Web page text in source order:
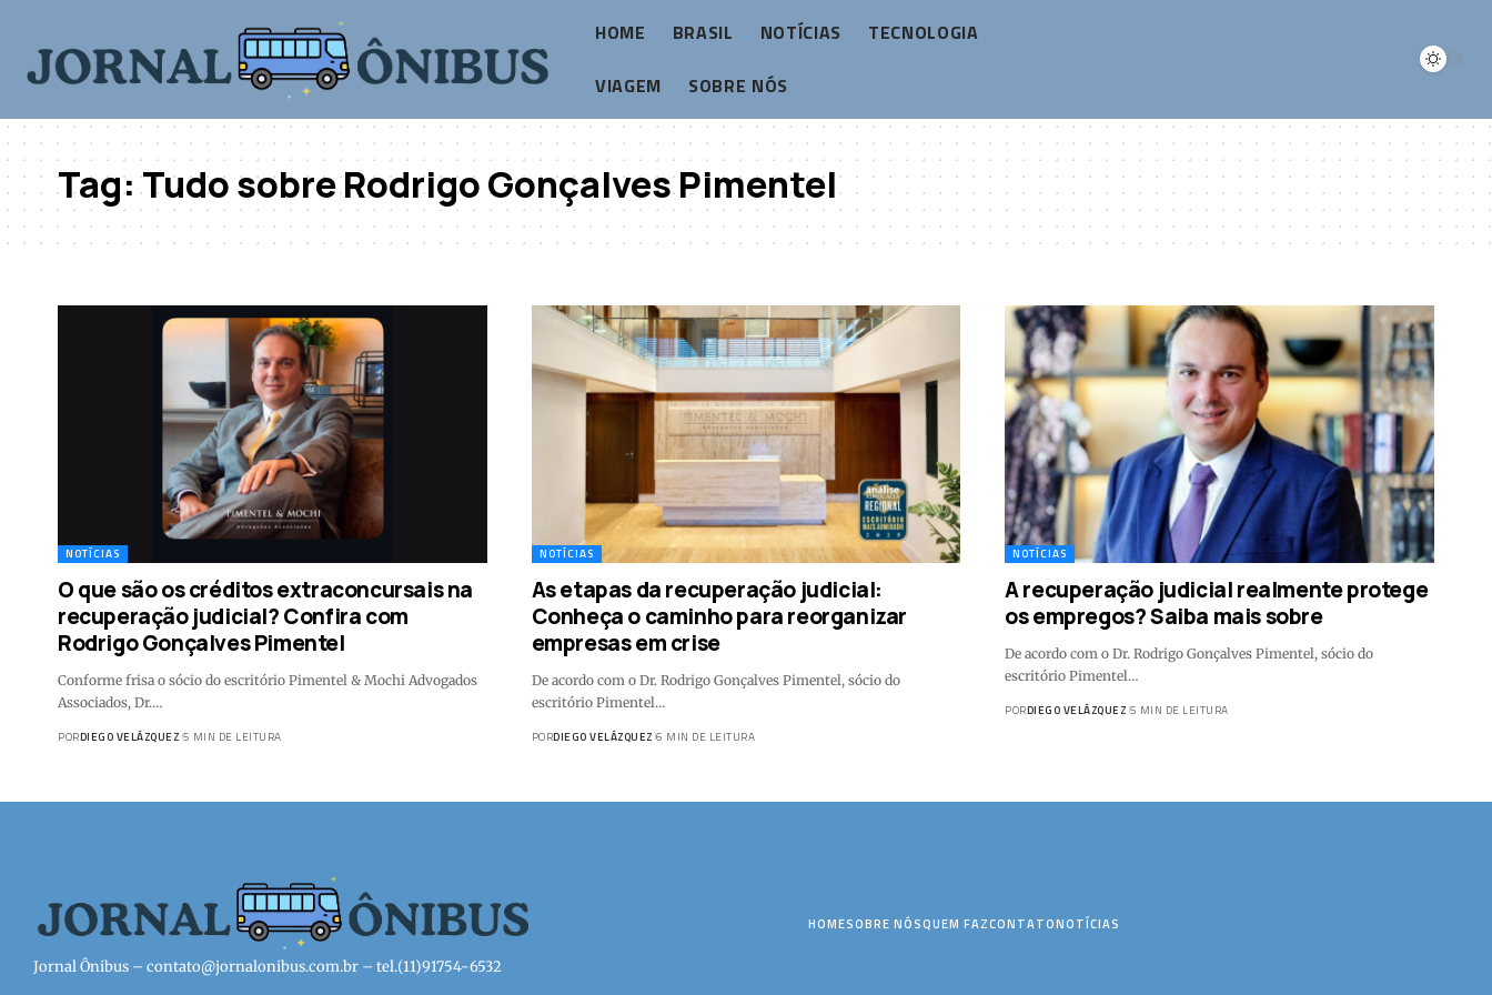
HOME BRASIL NOTÍCIAS
TECNOLOGIA
VIAGEM
SOBRE NÓS
Tag:Tudo sobre Rodrigo Gonçalves Pimentel
NOTÍCIAS
O que são os créditos extraconcursais na
recuperação judicial? Confira com
Rodrigo Gonçalves Pimentel
Conforme frisa o sócio do escritório Pimentel & Mochi Advogados
Associados, Dr.…
PORDIEGO VELÁZQUEZ 5 MIN DE LEITURA
NOTÍCIAS
As etapas da recuperação judicial:
Conheça o caminho para reorganizar
empresas em crise
De acordo com o Dr. Rodrigo Gonçalves Pimentel, sócio do
escritório Pimentel…
PORDIEGO VELÁZQUEZ 6 MIN DE LEITURA
NOTÍCIAS
A recuperação judicial realmente protege
os empregos? Saiba mais sobre
De acordo com o Dr. Rodrigo Gonçalves Pimentel, sócio do
escritório Pimentel…
PORDIEGO VELÁZQUEZ 5 MIN DE LEITURA
Jornal Ônibus – contato@jornalonibus.com.br – tel.(11)91754-6532
HOMESOBRE NÓSQUEM FAZCONTATONOTÍCIAS